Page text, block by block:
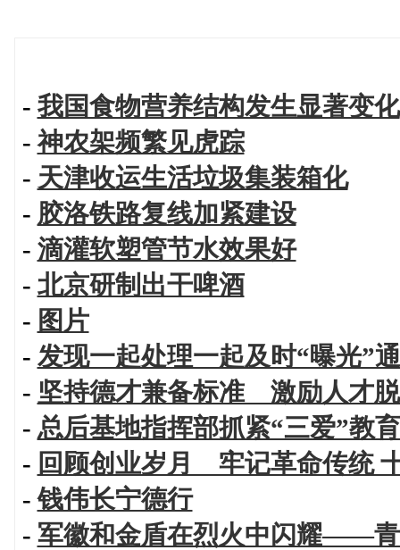
- 我国食物营养结构发生显著变化
-神农架频繁见虎踪
- 天津收运生活垃圾集装箱化
- 胶洛铁路复线加紧建设
- 滴灌软塑管节水效果好
- 北京研制出干啤酒
- 图片
- 发现一起处理一起及时“曝光”
- 坚持德才兼备标准 激励人才
- 总后基地指挥部抓紧“三爱”教
- 回顾创业岁月 牢记革命传统
-钱伟长宁德行
- 军徽和金盾在烈火中闪耀——